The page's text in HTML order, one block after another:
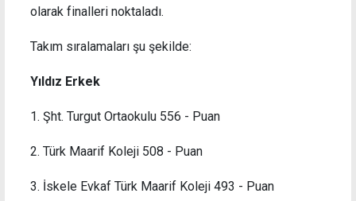
olarak finalleri noktaladı.
Takım sıralamaları şu şekilde:
Yıldız Erkek
1. Şht. Turgut Ortaokulu 556 - Puan
2. Türk Maarif Koleji 508 - Puan
3. İskele Evkaf Türk Maarif Koleji 493 - Puan